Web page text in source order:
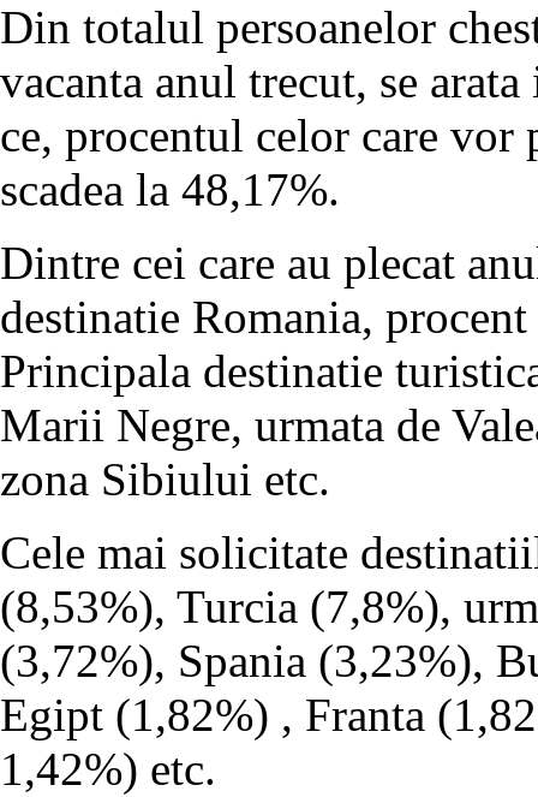
Din totalul persoanelor
vacanta anul trecut, se
ce, procentul celor care vor
scadea la 48,17%.
Dintre cei care au plecat
destinatie Romania, procent
Principala destinatie
Marii Negre, urmata de
zona Sibiului etc.
Cele mai solicitate
(8,53%), Turcia (7,8%),
(3,72%), Spania (3,23%),
Egipt (1,82%) , Franta
1,42%) etc.